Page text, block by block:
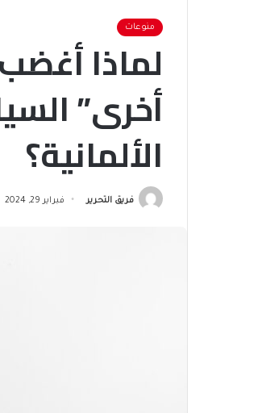
منوعات
لماذا
أخرى”
الألمانية؟
فريق التحرير فبراير 29, 2024